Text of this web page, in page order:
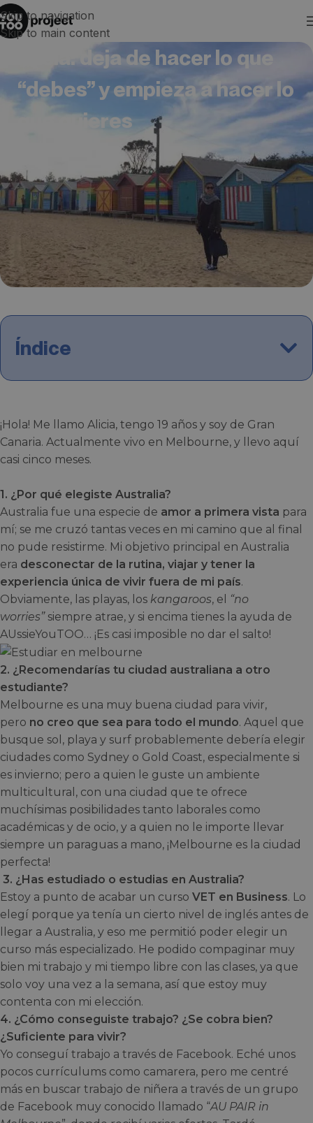
Skip to navigation
Skip to main content
Alicia: deja de hacer lo que
“debes” y empieza a hacer lo
que quieres
Índice
¡Hola! Me llamo Alicia, tengo 19 años y soy de Gran
Canaria. Actualmente vivo en Melbourne, y llevo aquí
casi cinco meses.
1. ¿Por qué elegiste Australia?
Australia fue una especie de amor a primera vista para
mí; se me cruzó tantas veces en mi camino que al final
no pude resistirme. Mi objetivo principal en Australia
era desconectar de la rutina, viajar y tener la
experiencia única de vivir fuera de mi país.
Obviamente, las playas, los kangaroos, el
“no
worries”siempre atrae, y si encima tienes la ayuda de
AUssieYouTOO… ¡Es casi imposible no dar el salto!
2. ¿Recomendarías tu ciudad australiana a otro
estudiante?
Melbourne es una muy buena ciudad para vivir,
pero no creo que sea para todo el mundo. Aquel que
busque sol, playa y surf probablemente debería elegir
ciudades como Sydney o Gold Coast, especialmente si
es invierno; pero a quien le guste un ambiente
multicultural, con una ciudad que te ofrece
muchísimas posibilidades tanto laborales como
académicas y de ocio, y a quien no le importe llevar
siempre un paraguas a mano, ¡Melbourne es la ciudad
perfecta!
3. ¿Has estudiado o estudias en Australia?
Estoy a punto de acabar un curso VET en Business. Lo
elegí porque ya tenía un cierto nivel de inglés antes de
llegar a Australia, y eso me permitió poder elegir un
curso más especializado. He podido compaginar muy
bien mi trabajo y mi tiempo libre con las clases, ya que
solo voy una vez a la semana, así que estoy muy
contenta con mi elección.
4. ¿Cómo conseguiste trabajo? ¿Se cobra bien?
¿Suficiente para vivir?
Yo conseguí trabajo a través de Facebook. Eché unos
pocos currículums como camarera, pero me centré
más en buscar trabajo de niñera a través de un grupo
de Facebook muy conocido llamado “AU PAIR in